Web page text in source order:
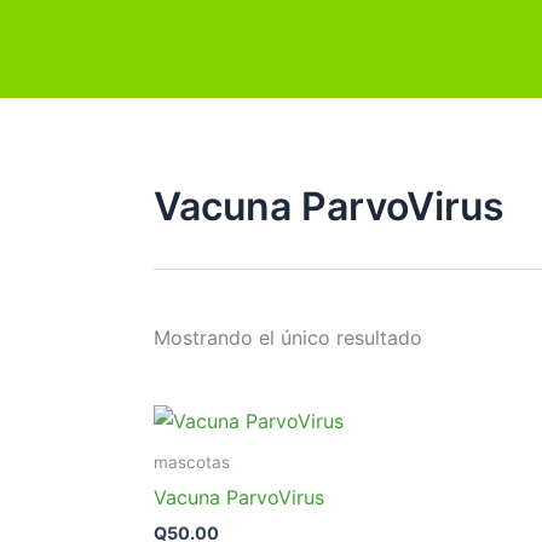
Vacuna ParvoVirus
Mostrando el único resultado
mascotas
Vacuna ParvoVirus
Q50.00